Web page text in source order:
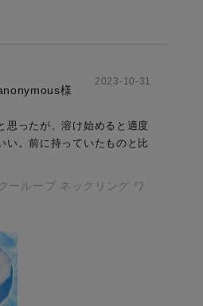
様
2023-10-31
思ったが、溶け始めると適度
い。前に持っていたものと比
ーループ ネックリング ワ